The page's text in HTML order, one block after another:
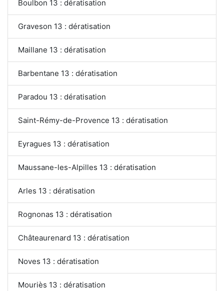
Boulbon 13 : dératisation
Graveson 13 : dératisation
Maillane 13 : dératisation
Barbentane 13 : dératisation
Paradou 13 : dératisation
Saint-Rémy-de-Provence 13 : dératisation
Eyragues 13 : dératisation
Maussane-les-Alpilles 13 : dératisation
Arles 13 : dératisation
Rognonas 13 : dératisation
Châteaurenard 13 : dératisation
Noves 13 : dératisation
Mouriès 13 : dératisation